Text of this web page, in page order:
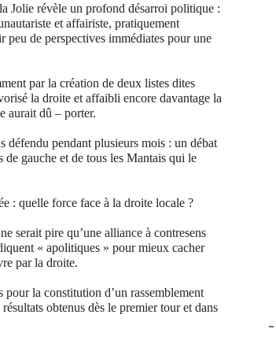
Jolie révèle un profond désarroi politique :
et affairiste, pratiquement
de perspectives immédiates pour une
par la création de deux listes dites
la droite et affaibli encore davantage la
aurait dû – porter.
défendu pendant plusieurs mois : un débat
gauche et de tous les Mantais qui le
: quelle force face à la droite locale ?
serait pire qu’une alliance à contresens
« apolitiques » pour mieux cacher
par la droite.
la constitution d’un rassemblement
obtenus dès le premier tour et dans